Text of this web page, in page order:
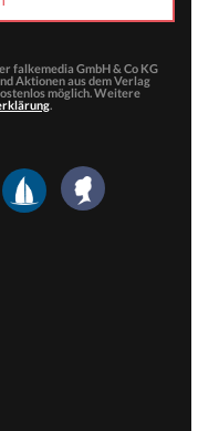
falkemedia GmbH & Co KG
Aktionen aus dem Verlag
möglich. Weitere
.